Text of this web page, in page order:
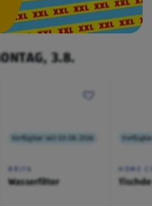
3.8.
Verfügbar seit 03.08.2026
BRITA
Wasserfilter
HOME